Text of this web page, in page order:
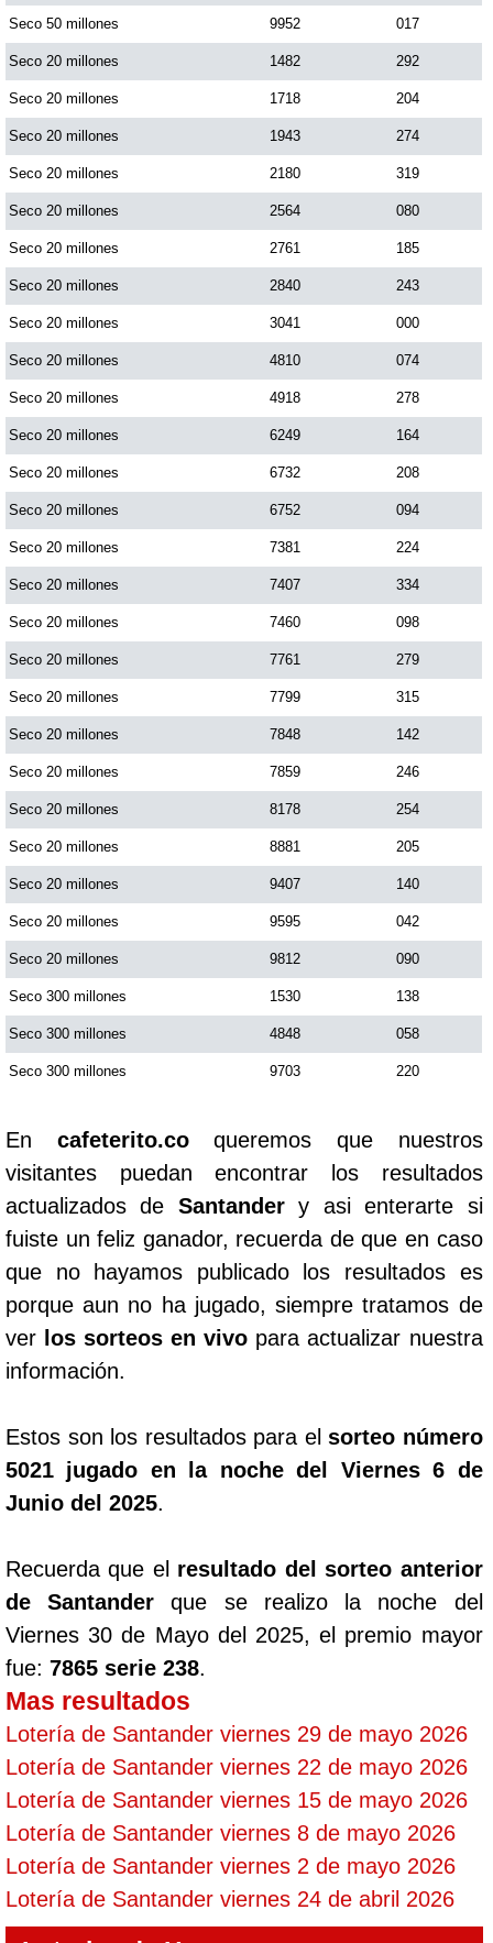
Seco 50 millones 9952 017
Seco 20 millones 1482 292
Seco 20 millones 1718 204
Seco 20 millones 1943 274
Seco 20 millones 2180 319
Seco 20 millones 2564 080
Seco 20 millones 2761 185
Seco 20 millones 2840 243
Seco 20 millones 3041 000
Seco 20 millones 4810 074
Seco 20 millones 4918 278
Seco 20 millones 6249 164
Seco 20 millones 6732 208
Seco 20 millones 6752 094
Seco 20 millones 7381 224
Seco 20 millones 7407 334
Seco 20 millones 7460 098
Seco 20 millones 7761 279
Seco 20 millones 7799 315
Seco 20 millones 7848 142
Seco 20 millones 7859 246
Seco 20 millones 8178 254
Seco 20 millones 8881 205
Seco 20 millones 9407 140
Seco 20 millones 9595 042
Seco 20 millones 9812 090
Seco 300 millones 1530 138
Seco 300 millones 4848 058
Seco 300 millones 9703 220
En cafeterito.coqueremos que nuestros
visitantes puedan encontrar los resultados
actualizados de Santandery asi enterarte si
fuiste un feliz ganador, recuerda de que en caso
que no hayamos publicado los resultados es
porque aun no ha jugado, siempre tratamos de
ver los sorteos en vivo para actualizar nuestra
información.
Estos son los resultados para elsorteo número
5021 jugado en la noche del Viernes 6 de
Junio del 2025.
Recuerda que el resultado del sorteo anterior
de Santander que se realizo la noche del
Viernes 30 de Mayo del 2025, el premio mayor
fue: 7865 serie 238.
Mas resultados
Lotería de Santander viernes 29 de mayo 2026
Lotería de Santander viernes 22 de mayo 2026
Lotería de Santander viernes 15 de mayo 2026
Lotería de Santander viernes 8 de mayo 2026
Lotería de Santander viernes 2 de mayo 2026
Lotería de Santander viernes 24 de abril 2026